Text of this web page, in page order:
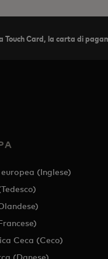
Card, la carta di
(Inglese)
Ceca (Ceco)
(Danese)